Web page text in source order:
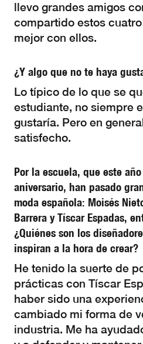
llevo grandes amigos
compartido estos
mejor con ellos.
¿Y algo que no te haya
Lo típico de lo que se
estudiante, no siempre
gustaría. Pero en
satisfecho.
Por la escuela, que este
aniversario, han pasado
moda española: Moisés
Barrera y Tíscar Espadas,
¿Quiénes son los
inspiran a la hora de crear?
He tenido la suerte de
prácticas con Tíscar
haber sido una
cambiado mi forma de
industria. Me ha